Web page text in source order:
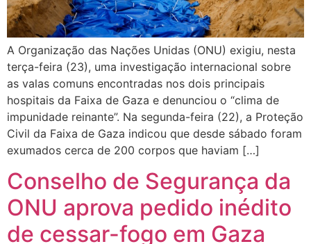
A Organização das Nações Unidas (ONU) exigiu, nesta
terça-feira (23), uma investigação internacional sobre
as valas comuns encontradas nos dois principais
hospitais da Faixa de Gaza e denunciou o “clima de
impunidade reinante”. Na segunda-feira (22), a Proteção
Civil da Faixa de Gaza indicou que desde sábado foram
exumados cerca de 200 corpos que haviam […]
Conselho de Segurança da
ONU aprova pedido inédito
de cessar-fogo em Gaza